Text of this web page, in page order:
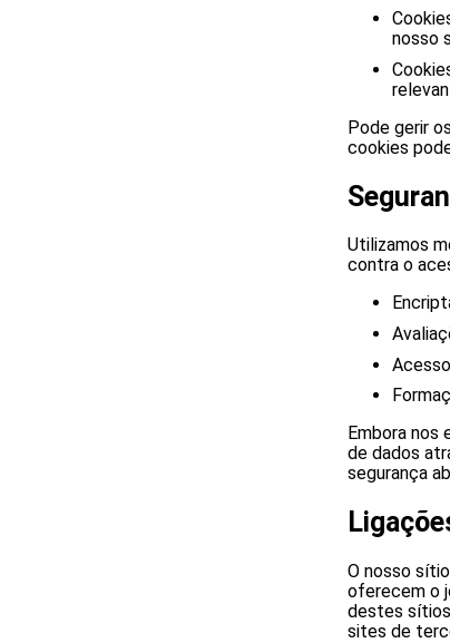
nosso
Pode gerir
cookies
Utilizamos
contra o
Embora
de dados
segurança
O nosso
oferecem o
destes
sites de